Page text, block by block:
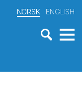
NORSK ENGLISH